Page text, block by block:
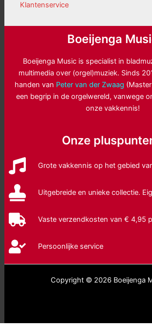
Klantenservice
Boeijenga
Boeijenga Music is specialist in
multimedia over (orgel)muziek. Sinds
handen van Peter van der Zwaag
een begrip in de orgelwereld, vanwege
onze vakkennis!
Onze
Grote vakkennis op het gebied
Uitgebreide en unieke collectie.
Vaste verzendkosten van € 4,95
Persoonlijke service
Copyright © 2026 Boeijenga